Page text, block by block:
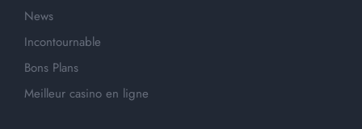
News
Incontournable
Bons Plans
Meilleur casino en ligne